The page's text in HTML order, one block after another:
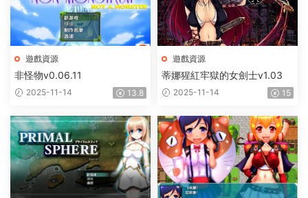
遊戲資源
非怪物v0.06.11
2025-11-14 13.8
遊戲資源
蒂娜猩紅牢獄的女劍士v1.03
2025-11-14 15